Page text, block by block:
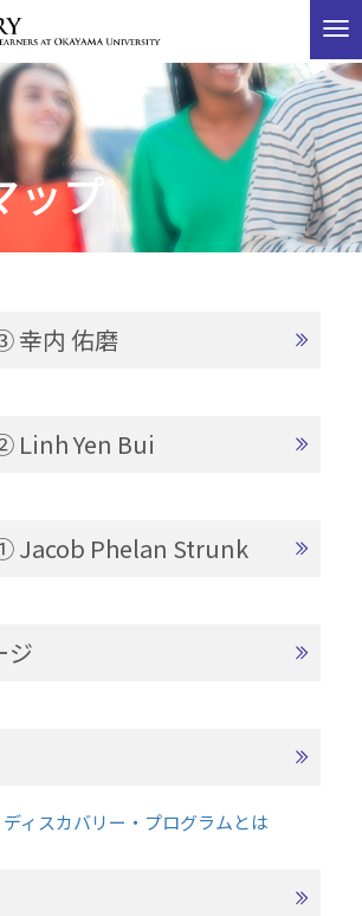
T
o
g
g
l
e
n
a
v
i
ップ
幸内 佑磨
Linh Yen Bui
Jacob Phelan Strunk
ジ
ィスカバリー・プログラムとは